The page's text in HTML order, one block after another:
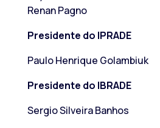
Renan Pagno
Presidente do IPRADE
Paulo Henrique Golambiuk
Presidente do IBRADE
Sergio Silveira Banhos